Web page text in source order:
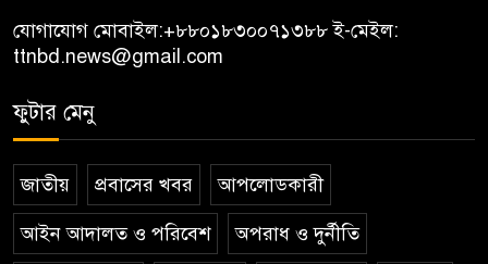
যোগাযোগ মোবাইল:+৮৮০১৮৩০০৭১৩৮৮ই-মেইল:
ttnbd.news@gmail.com
ফুটার মেনু
জাতীয় প্রবাসের খবর আপলোডকারী
আইন আদালত ও পরিবেশ অপরাধ ও দুর্নীতি